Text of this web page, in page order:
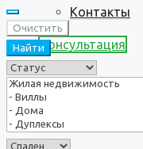
Контакты
Консультация
Очистить
Найти